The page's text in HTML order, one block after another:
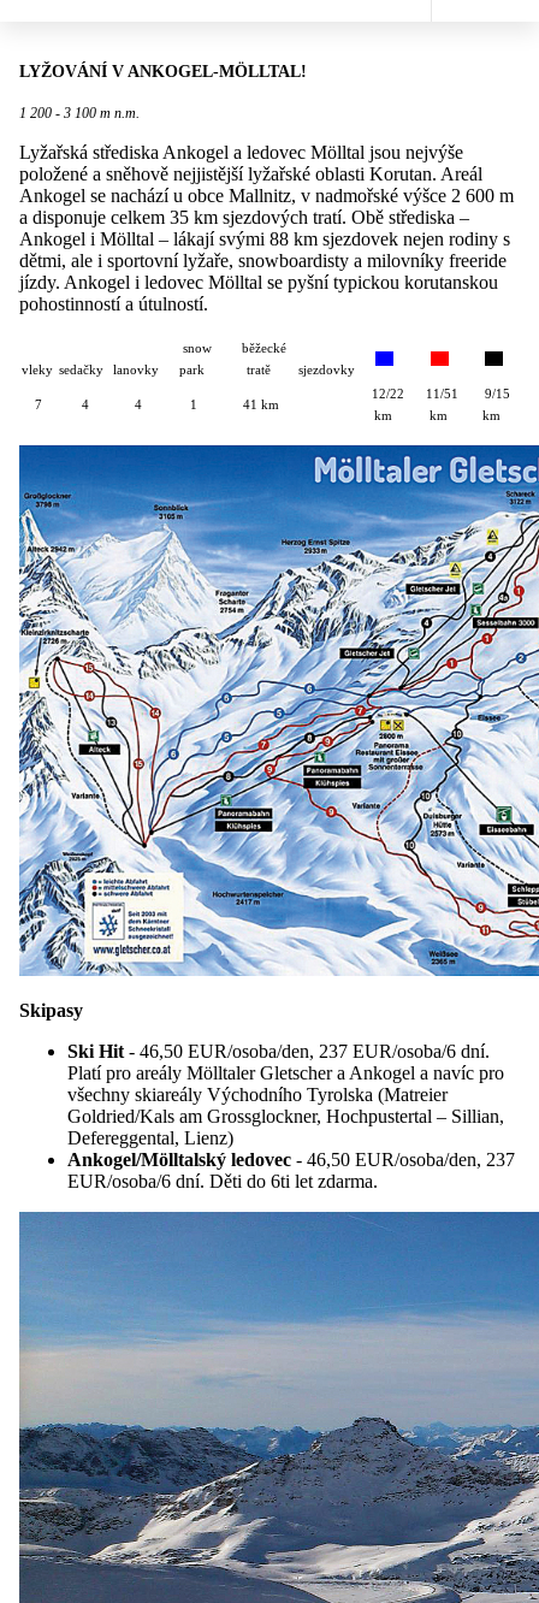
LYŽOVÁNÍ V ANKOGEL-MÖLLTAL!
1 200 - 3 100 m n.m.
Lyžařská střediska Ankogel a ledovec Mölltal jsou nejvýše
položené a sněhově nejjistější lyžařské oblasti Korutan. Areál
Ankogel se nachází u obce Mallnitz, v nadmořské výšce 2 600 m
a disponuje celkem 35 km sjezdových tratí. Obě střediska –
Ankogel i Mölltal – lákají svými 88 km sjezdovek nejen rodiny s
dětmi, ale i sportovní lyžaře, snowboardisty a milovníky freeride
jízdy. Ankogel i ledovec Mölltal se pyšní typickou korutanskou
pohostinností a útulností.
vleky sedačky lanovky
snow
park
běžecké
tratě
sjezdovky
7 4 4 1 41 km
12/22
km
11/51
km
9/15
km
Skipasy
Ski Hit - 46,50 EUR/osoba/den, 237 EUR/osoba/6 dní.
Platí pro areály Mölltaler Gletscher a Ankogel a navíc pro
všechny skiareály Východního Tyrolska (Matreier
Goldried/Kals am Grossglockner, Hochpustertal – Sillian,
Defereggental, Lienz)
Ankogel/Mölltalský ledovec - 46,50 EUR/osoba/den, 237
EUR/osoba/6 dní. Děti do 6ti let zdarma.